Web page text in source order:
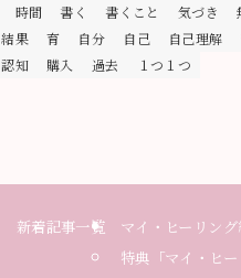
時間 書く 書くこと 気づき
結果 育 自分 自己 自己理解
認知 購入 過去 １つ１つ
新着記事一覧
マイ・ヒーリン
特典「マイ・ヒー